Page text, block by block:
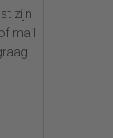
zijn
mail